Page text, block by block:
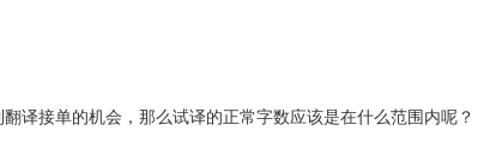
译接单的机会，那么试译的正常字数应该是在什么范围内呢？